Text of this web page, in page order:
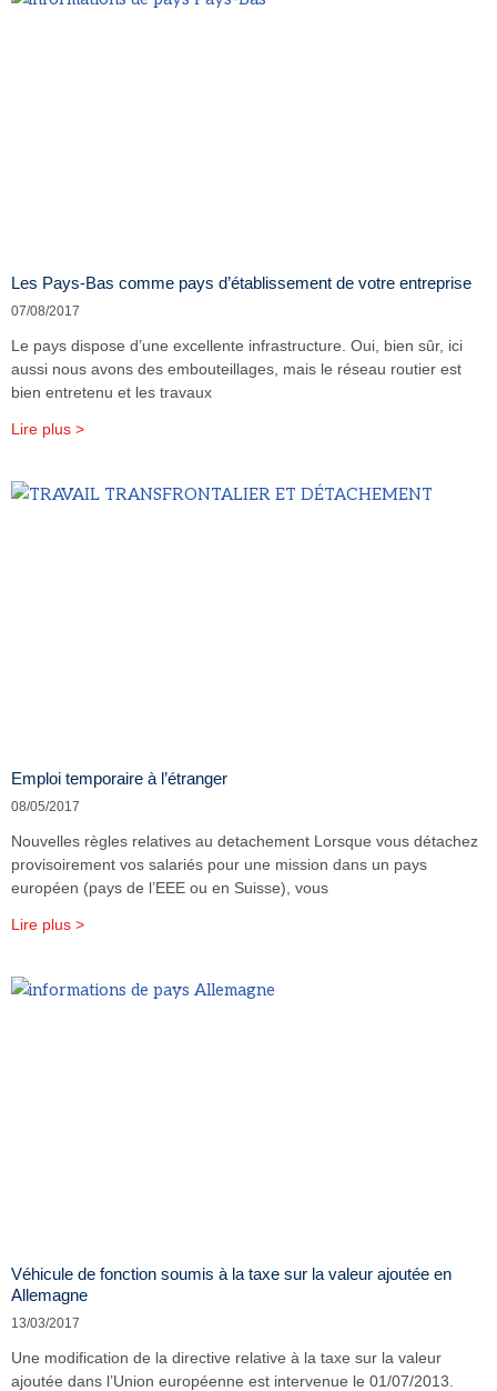
Les Pays-Bas comme pays d’établissement de votre entreprise
07/08/2017
Le pays dispose d’une excellente infrastructure. Oui, bien sûr, ici
aussi nous avons des embouteillages, mais le réseau routier est
bien entretenu et les travaux
Lire plus >
Emploi temporaire à l’étranger
08/05/2017
Nouvelles règles relatives au detachement Lorsque vous détachez
provisoirement vos salariés pour une mission dans un pays
européen (pays de l’EEE ou en Suisse), vous
Lire plus >
Véhicule de fonction soumis à la taxe sur la valeur ajoutée en
Allemagne
13/03/2017
Une modification de la directive relative à la taxe sur la valeur
ajoutée dans l’Union européenne est intervenue le 01/07/2013.